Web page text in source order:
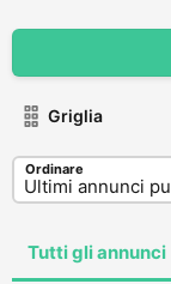
Griglia
Ordinare
Tutti gli annunci